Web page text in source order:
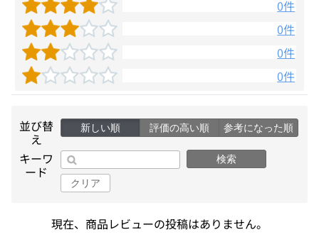
0件
0件
0件
0件
並び替
え
新しい順 評価の高い順 参考になった順
キーワ
ード
検索
クリア
現在、商品レビューの投稿はありません。